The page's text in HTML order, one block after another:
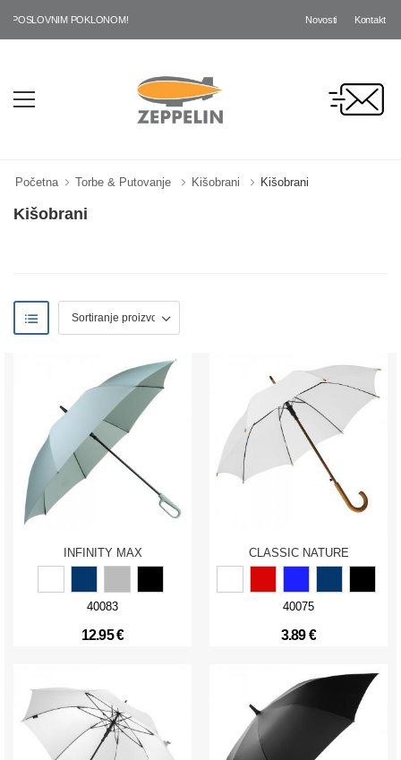
POKLONOM! Novosti Kontakt
Početna Torbe & Putovanje Kišobrani Kišobrani
Kišobrani
INFINITY MAX
40083
12.95 €
CLASSIC NATURE
40075
3.89 €